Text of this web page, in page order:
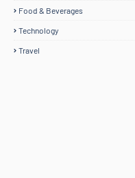
Food & Beverages
Technology
Travel